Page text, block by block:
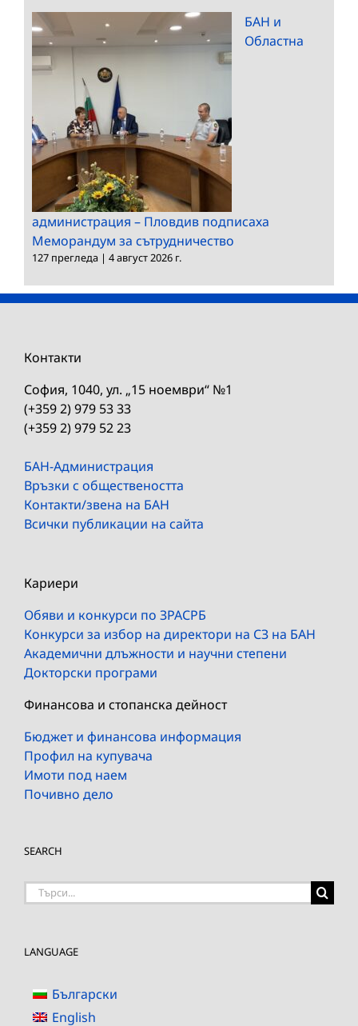
БАН и
Областна
администрация – Пловдив подписаха
Меморандум за сътрудничество
127 прегледа | 4 август 2026 г.
Контакти
София, 1040, ул. „15 ноември“ №1
(+359 2) 979 53 33
(+359 2) 979 52 23
БАН-Администрация
Връзки с обществеността
Контакти/звена на БАН
Всички публикации на сайта
Кариери
Обяви и конкурси по ЗРАСРБ
Конкурси за избор на директори на СЗ на БАН
Академични длъжности и научни степени
Докторски програми
Финансова и стопанска дейност
Бюджет и финансова информация
Профил на купувача
Имоти под наем
Почивно дело
SEARCH
Търсене
LANGUAGE
Български
English